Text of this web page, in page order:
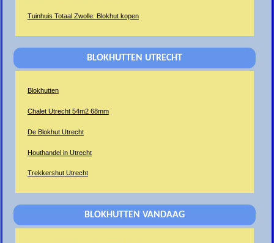
Tuinhuis Totaal Zwolle: Blokhut kopen
BLOKHUTTEN UTRECHT
Blokhutten
Chalet Utrecht 54m2 68mm
De Blokhut Utrecht
Houthandel in Utrecht
Trekkershut Utrecht
BLOKHUTTEN VANDAAG